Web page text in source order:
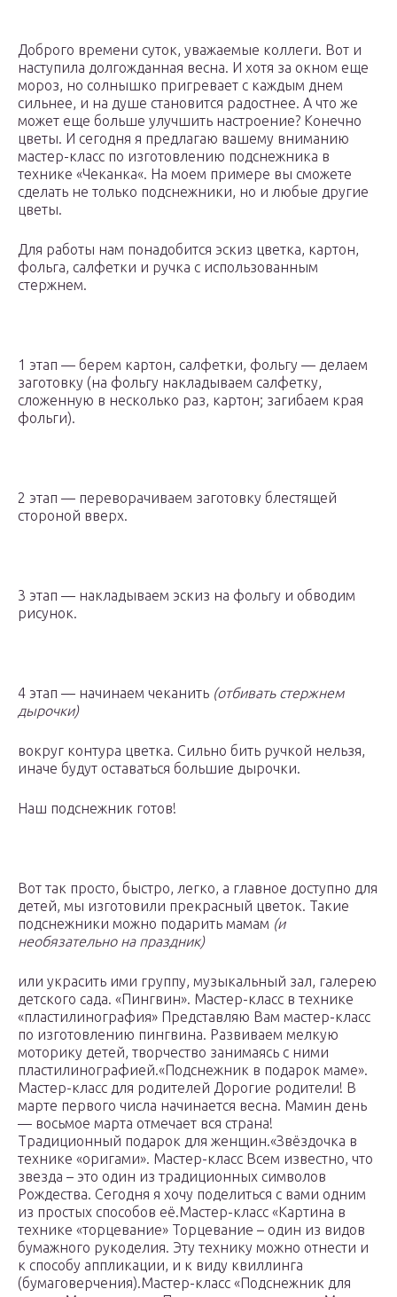
Доброго времени суток, уважаемые коллеги. Вот и
наступила долгожданная весна. И хотя за окном еще
мороз, но солнышко пригревает с каждым днем
сильнее, и на душе становится радостнее. А что же
может еще больше улучшить настроение? Конечно
цветы. И сегодня я предлагаю вашему вниманию
мастер-класс по изготовлению подснежника в
технике «Чеканка«. На моем примере вы сможете
сделать не только подснежники, но и любые другие
цветы.
Для работы нам понадобится эскиз цветка, картон,
фольга, салфетки и ручка с использованным
стержнем.
1 этап — берем картон, салфетки, фольгу — делаем
заготовку (на фольгу накладываем салфетку,
сложенную в несколько раз, картон; загибаем края
фольги).
2 этап — переворачиваем заготовку блестящей
стороной вверх.
3 этап — накладываем эскиз на фольгу и обводим
рисунок.
4 этап — начинаем чеканить (отбивать стержнем
дырочки)
вокруг контура цветка. Сильно бить ручкой нельзя,
иначе будут оставаться большие дырочки.
Наш подснежник готов!
Вот так просто, быстро, легко, а главное доступно для
детей, мы изготовили прекрасный цветок. Такие
подснежники можно подарить мамам (и
необязательно на праздник)
или украсить ими группу, музыкальный зал, галерею
детского сада. «Пингвин». Мастер-класс в технике
«пластилинография» Представляю Вам мастер-класс
по изготовлению пингвина. Развиваем мелкую
моторику детей, творчество занимаясь с ними
пластилинографией.«Подснежник в подарок маме».
Мастер-класс для родителей Дорогие родители! В
марте первого числа начинается весна. Мамин день
— восьмое марта отмечает вся страна!
Традиционный подарок для женщин.«Звёздочка в
технике «оригами». Мастер-класс Всем известно, что
звезда – это один из традиционных символов
Рождества. Сегодня я хочу поделиться с вами одним
из простых способов её.Мастер-класс «Картина в
технике «торцевание» Торцевание – один из видов
бумажного рукоделия. Эту технику можно отнести и
к способу аппликации, и к виду квиллинга
(бумаговерчения).Мастер-класс «Подснежник для